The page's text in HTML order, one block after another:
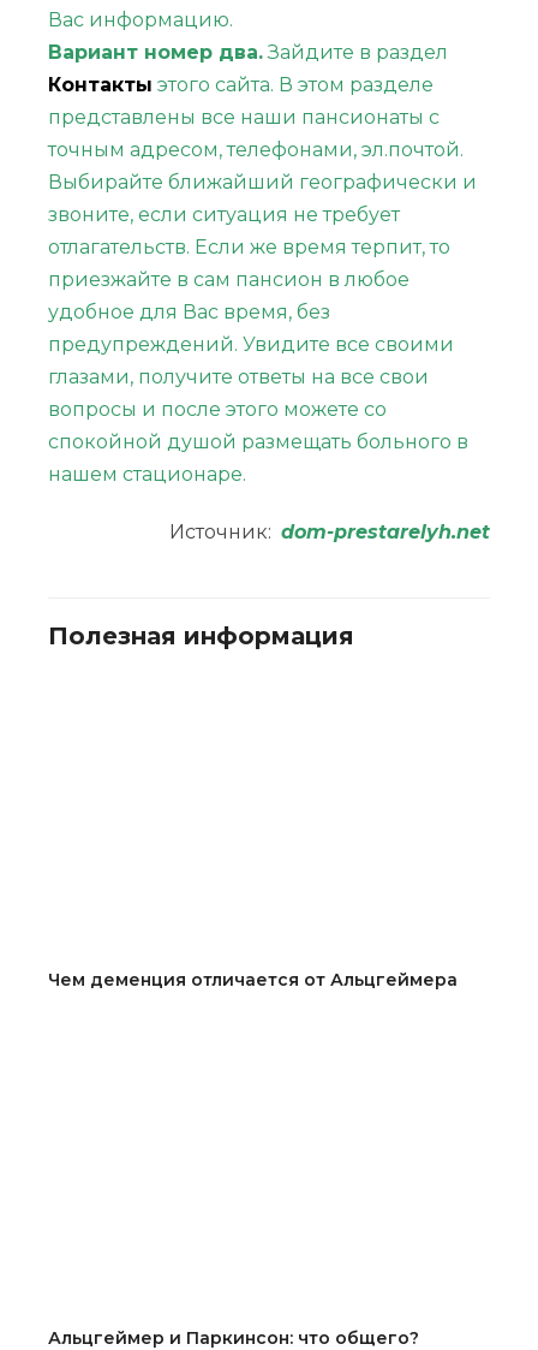
Вас информацию.
Вариант номер два.Зайдите в раздел
Контакты этого сайта. В этом разделе
представлены все наши пансионаты с
точным адресом, телефонами, эл.почтой.
Выбирайте ближайший географически и
звоните, если ситуация не требует
отлагательств. Если же время терпит, то
приезжайте в сам пансион в любое
удобное для Вас время, без
предупреждений. Увидите все своими
глазами, получите ответы на все свои
вопросы и после этого можете со
спокойной душой размещать больного в
нашем стационаре.
Источник: dom-prestarelyh.net
Полезная информация
Чем деменция отличается от Альцгеймера
Альцгеймер и Паркинсон: что общего?